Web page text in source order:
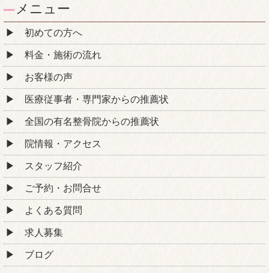
メニュー
初めての方へ
料金・施術の流れ
お客様の声
医療従事者・専門家からの推薦状
全国の有名整骨院からの推薦状
院情報・アクセス
スタッフ紹介
ご予約・お問合せ
よくある質問
求人募集
ブログ